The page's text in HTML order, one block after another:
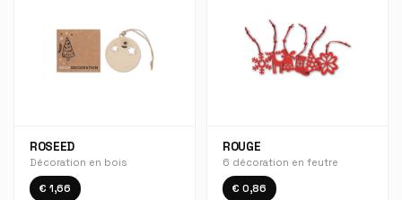
ROSEED
Décoration en bois
€ 1,66
ROUGE
6 décoration en feutre
€ 0,86